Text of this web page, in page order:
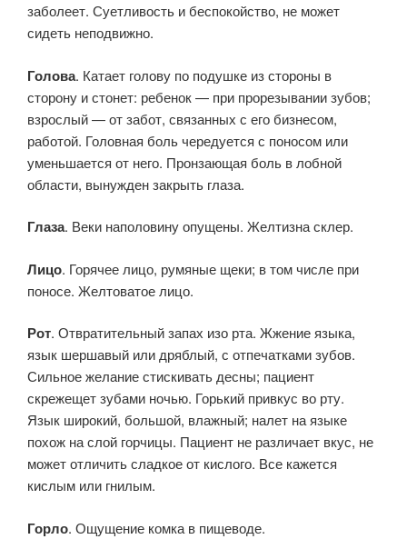
заболеет. Суетливость и беспокойство, не может
сидеть неподвижно.
Голова. Катает голову по подушке из стороны в
сторону и стонет: ребенок — при прорезывании зубов;
взрослый — от забот, связанных с его бизнесом,
работой. Головная боль чередуется с поносом или
уменьшается от него. Пронзающая боль в лобной
области, вынужден закрыть глаза.
Глаза. Веки наполовину опущены. Желтизна склер.
Лицо. Горячее лицо, румяные щеки; в том числе при
поносе. Желтоватое лицо.
Рот. Отвратительный запах изо рта. Жжение языка,
язык шершавый или дряблый, с отпечатками зубов.
Сильное желание стискивать десны; пациент
скрежещет зубами ночью. Горький привкус во рту.
Язык широкий, большой, влажный; налет на языке
похож на слой горчицы. Пациент не различает вкус, не
может отличить сладкое от кислого. Все кажется
кислым или гнилым.
Горло. Ощущение комка в пищеводе.